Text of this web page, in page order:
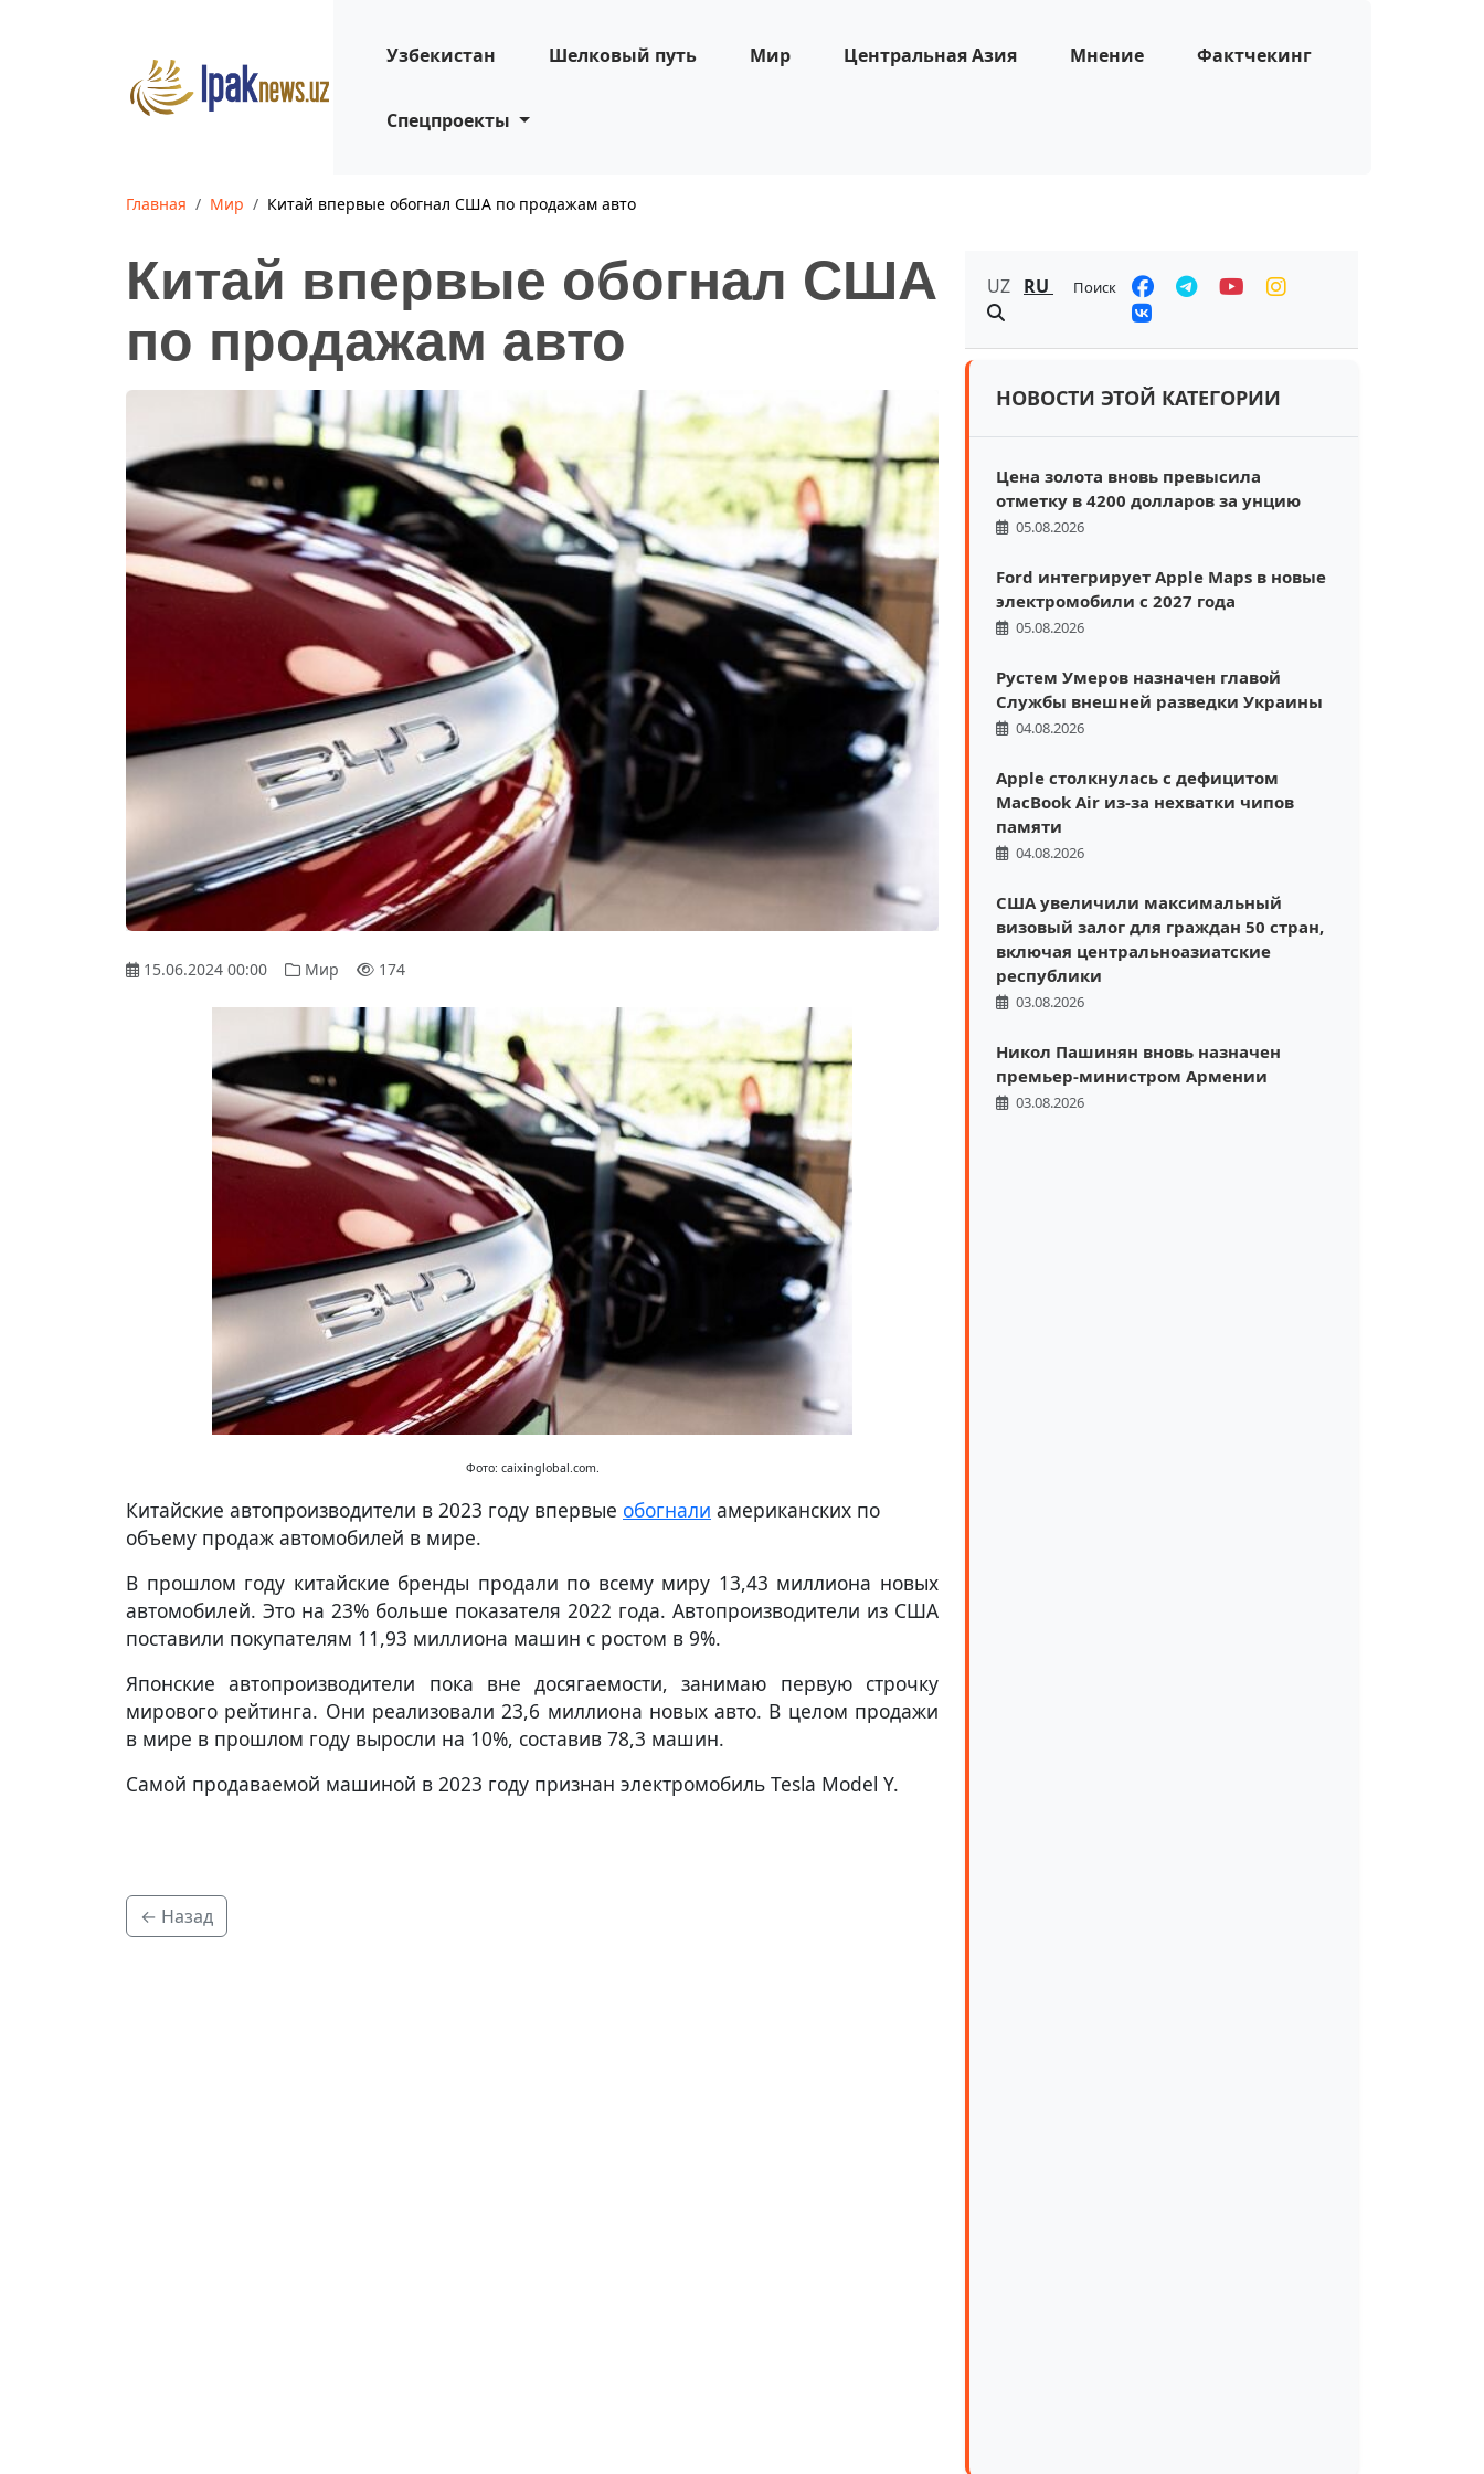
Узбекистан Шелковый путь Мир Центральная Азия Мнение Фактчекинг
Спецпроекты
Главная Мир Китай впервые обогнал США по продажам авто
Китай впервые обогнал США
по продажам авто
15.06.2024 00:00 Мир 174
Фото: caixinglobal.com.
Китайские автопроизводители в 2023 году впервые обогнали американских по
объему продаж автомобилей в мире.
В прошлом году китайские бренды продали по всему миру 13,43 миллиона новых
автомобилей. Это на 23% больше показателя 2022 года. Автопроизводители из США
поставили покупателям 11,93 миллиона машин с ростом в 9%.
Японские автопроизводители пока вне досягаемости, занимаю первую строчку
мирового рейтинга. Они реализовали 23,6 миллиона новых авто. В целом продажи
в мире в прошлом году выросли на 10%, составив 78,3 машин.
Самой продаваемой машиной в 2023 году признан электромобиль Tesla Model Y.
← Назад
UZ RU Поиск
НОВОСТИ ЭТОЙ КАТЕГОРИИ
Цена золота вновь превысила
отметку в 4200 долларов за унцию
05.08.2026
Ford интегрирует Apple Maps в новые
электромобили с 2027 года
05.08.2026
Рустем Умеров назначен главой
Службы внешней разведки Украины
04.08.2026
Apple столкнулась с дефицитом
MacBook Air из-за нехватки чипов
памяти
04.08.2026
США увеличили максимальный
визовый залог для граждан 50 стран,
включая центральноазиатские
республики
03.08.2026
Никол Пашинян вновь назначен
премьер-министром Армении
03.08.2026